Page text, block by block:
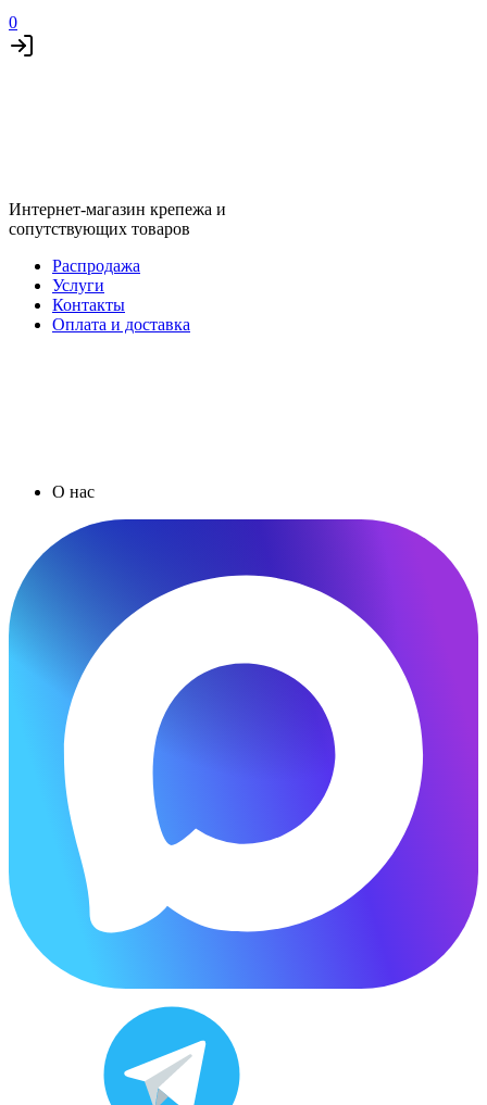
0
Интернет-магазин крепежа и
сопутствующих товаров
Распродажа
Услуги
Контакты
Оплата и доставка
О нас